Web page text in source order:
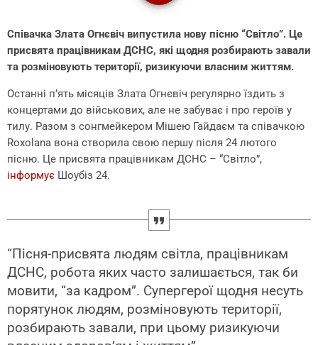
Співачка Злата Огнєвіч випустила нову пісню “Світло”. Це
присвята працівникам ДСНС, які щодня розбирають завали
та розміновують території, ризикуючи власним життям.
Останні п’ять місяців Злата Огнєвіч регулярно їздить з
концертами до військових, але не забуває і про героїв у
тилу. Разом з сонгмейкером Мішею Гайдаєм та співачкою
Roxolana вона створила свою першу після 24 лютого
пісню. Це присвята працівникам ДСНС – “Світло”,
інформує Шоубіз 24.
“Пісня-присвята людям світла, працівникам
ДСНС, робота яких часто залишається, так би
мовити, “за кадром”. Супергерої щодня несуть
порятунок людям, розміновують території,
розбирають завали, при цьому ризикуючи